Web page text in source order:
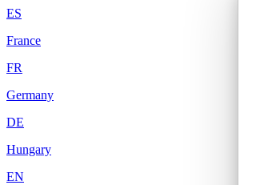
ES
France
FR
Germany
DE
Hungary
EN